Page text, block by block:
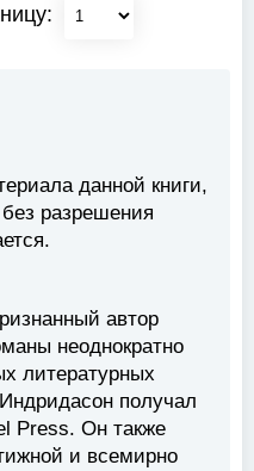
данной книги,
разрешения
автор
неоднократно
литературных
получал
Press. Он также
и всемирно